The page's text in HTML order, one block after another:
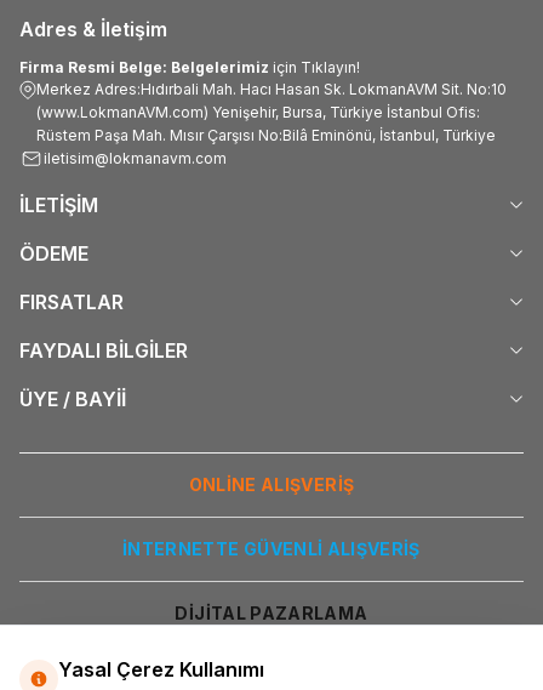
Adres & İletişim
Firma Resmi Belge: Belgelerimiz için Tıklayın!
Merkez Adres:Hıdırbali Mah. Hacı Hasan Sk. LokmanAVM Sit. No:10
(www.LokmanAVM.com) Yenişehir, Bursa, Türkiye İstanbul Ofis:
Rüstem Paşa Mah. Mısır Çarşısı No:Bilâ Eminönü, İstanbul, Türkiye
iletisim@lokmanavm.com
İLETİŞİM
ÖDEME
FIRSATLAR
FAYDALI BİLGİLER
ÜYE / BAYİİ
ONLİNE ALIŞVERİŞ
İNTERNETTE GÜVENLİ ALIŞVERİŞ
DİJİTAL PAZARLAMA
Yasal Çerez Kullanımı